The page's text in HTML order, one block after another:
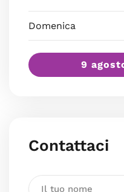
Domenica
9
Contattaci